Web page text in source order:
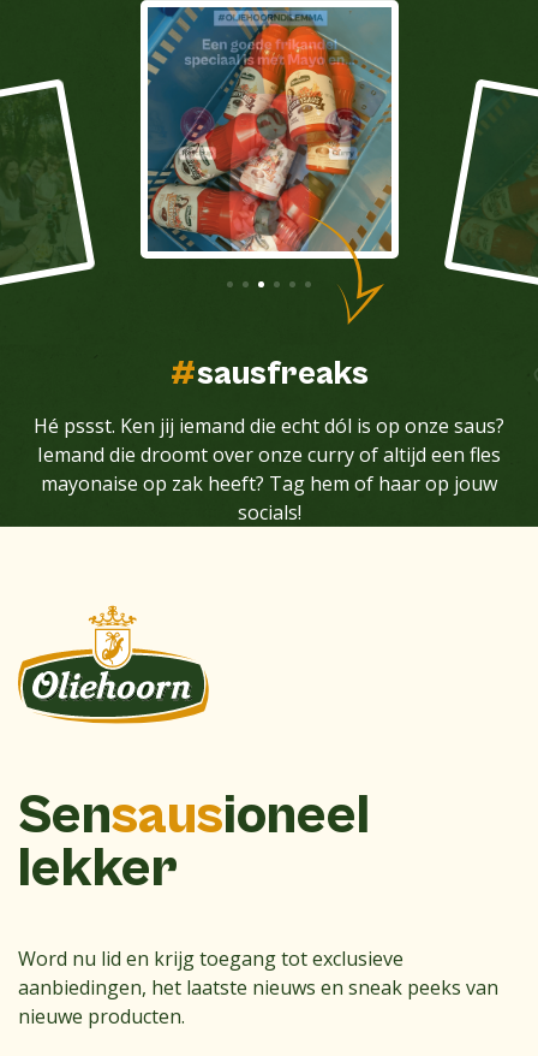
#sausfreaks
Hé pssst. Ken jij iemand die echt dól is op onze saus?
Iemand die droomt over onze curry of altijd een fles
mayonaise op zak heeft? Tag hem of haar op jouw
socials!
Sensausioneel
lekker
Word nu lid en krijg toegang tot exclusieve
aanbiedingen, het laatste nieuws en sneak peeks van
nieuwe producten.